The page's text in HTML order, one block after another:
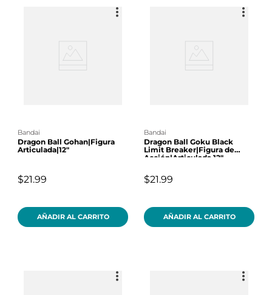
bandai
Dragon Ball Gohan|Figura
Articulada|12"
$21.99
AÑADIR AL CARRITO
bandai
Dragon Ball Goku Black
Limit Breaker|Figura de
Acción|Articulada 12"
$21.99
AÑADIR AL CARRITO